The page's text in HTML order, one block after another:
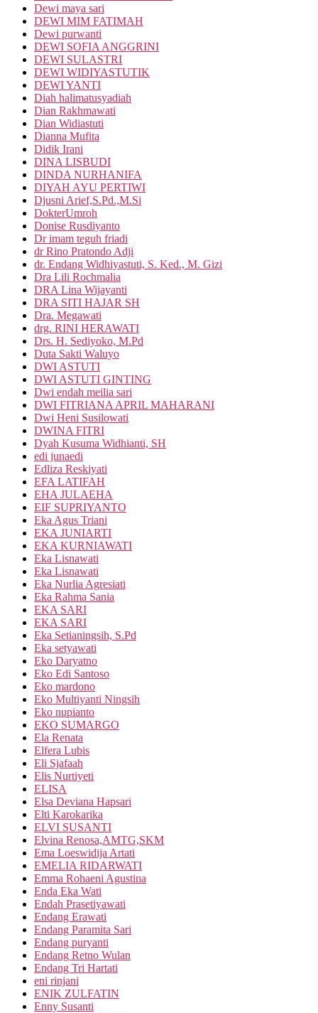
Dewi maya sari
DEWI MIM FATIMAH
Dewi purwanti
DEWI SOFIA ANGGRINI
DEWI SULASTRI
DEWI WIDIYASTUTIK
DEWI YANTI
Diah halimatusyadiah
Dian Rakhmawati
Dian Widiastuti
Dianna Mufita
Didik Irani
DINA LISBUDI
DINDA NURHANIFA
DIYAH AYU PERTIWI
Djusni Arief,S.Pd.,M.Si
DokterUmroh
Donise Rusdiyanto
Dr imam teguh friadi
dr Rino Pratondo Adji
dr. Endang Widhiyastuti, S. Ked., M. Gizi
Dra Lili Rochmalia
DRA Lina Wijayanti
DRA SITI HAJAR SH
Dra. Megawati
drg. RINI HERAWATI
Drs. H. Sediyoko, M.Pd
Duta Sakti Waluyo
DWI ASTUTI
DWI ASTUTI GINTING
Dwi endah meilia sari
DWI FITRIANA APRIL MAHARANI
Dwi Heni Susilowati
DWINA FITRI
Dyah Kusuma Widhianti, SH
edi junaedi
Edliza Reskiyati
EFA LATIFAH
EHA JULAEHA
EIF SUPRIYANTO
Eka Agus Triani
EKA JUNIARTI
EKA KURNIAWATI
Eka Lisnawati
Eka Lisnawati
Eka Nurlia Agresiati
Eka Rahma Sania
EKA SARI
EKA SARI
Eka Setianingsih, S.Pd
Eka setyawati
Eko Daryatno
Eko Edi Santoso
Eko mardono
Eko Multiyanti Ningsih
Eko nupianto
EKO SUMARGO
Ela Renata
Elfera Lubis
Eli Sjafaah
Elis Nurtiyeti
ELISA
Elsa Deviana Hapsari
Elti Karokarika
ELVI SUSANTI
Elvina Renosa,AMTG,SKM
Ema Loeswidija Artati
EMELIA RIDARWATI
Emma Rohaeni Agustina
Enda Eka Wati
Endah Prasetiyawati
Endang Erawati
Endang Paramita Sari
Endang puryanti
Endang Retno Wulan
Endang Tri Hartati
eni rinjani
ENIK ZULFATIN
Enny Susanti